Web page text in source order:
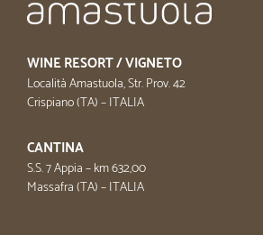
WINE RESORT / VIGNETO
Località Amastuola, Str. Prov. 42
Crispiano (TA) – ITALIA
CANTINA
S.S. 7 Appia – km 632,00
Massafra (TA) – ITALIA